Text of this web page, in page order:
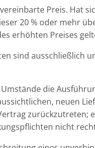
Preis. Hat
20 % oder mehr
erhöhten Preises
sind ausschließlich
die
neuen
zurückzutreten;
nicht